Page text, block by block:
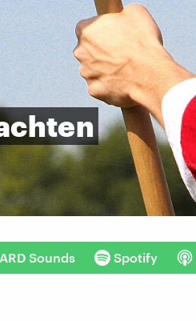
ARD Sounds Spotify